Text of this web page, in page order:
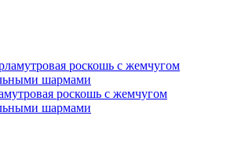
роскошь с жемчугом
шармами